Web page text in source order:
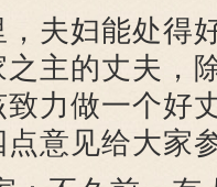
妇能处得
主的丈夫，
力做一个好
意见给大家